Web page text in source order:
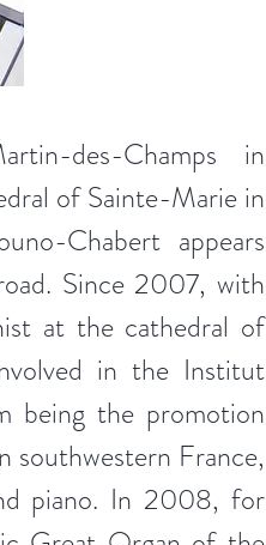
des-Champs in
of Sainte-Marie in
Chabert appears
Since 2007, with
at the cathedral of
in the Institut
being the promotion
southwestern France,
piano. In 2008, for